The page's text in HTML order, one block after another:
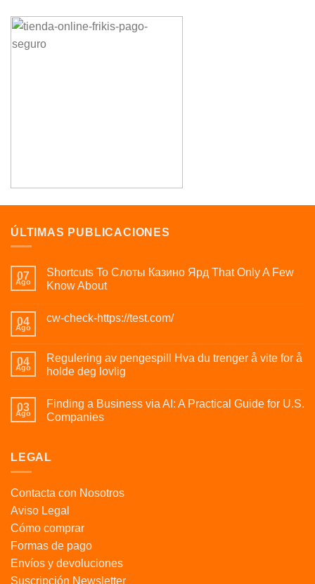
ÚLTIMAS PUBLICACIONES
07
Ago
Shortcuts To Слоты Казино Ярд That Only A Few
Know About
04
Ago
cw-check-https://test.com/
04
Ago
Regulering av pengespill Hva du trenger å vite for å
holde deg lovlig
03
Ago
Finding a Business via AI: A Practical Guide for U.S.
Companies
LEGAL
Contacta con Nosotros
Aviso Legal
Cómo comprar
Formas de pago
Envíos y devoluciones
Suscripción Newsletter